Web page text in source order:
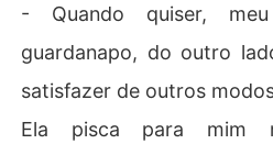
- Quando quiser,
guardanapo, do outro
satisfazer de outros
Ela pisca para mim